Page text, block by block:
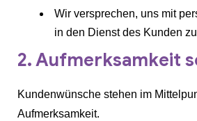
Wir versprechen, uns mit
in den Dienst des Kunden
2. Aufmerksamkeit
Kundenwünsche stehen im
Aufmerksamkeit.